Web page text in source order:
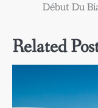
Navigation
l’article
Début Du
Related